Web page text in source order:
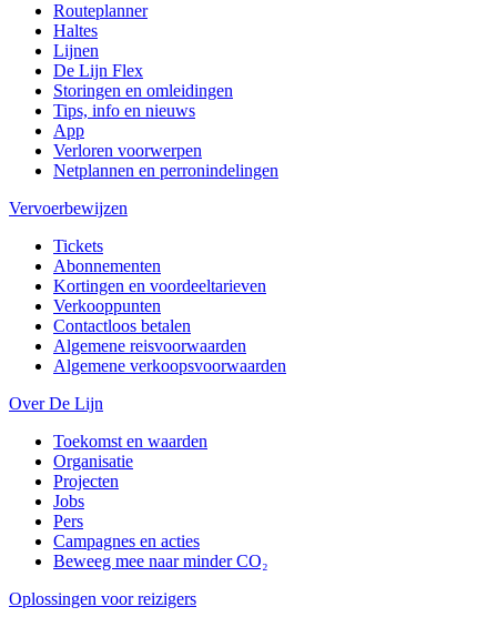
Routeplanner
Haltes
Lijnen
De Lijn Flex
Storingen en omleidingen
Tips, info en nieuws
App
Verloren voorwerpen
Netplannen en perronindelingen
Vervoerbewijzen
Tickets
Abonnementen
Kortingen en voordeeltarieven
Verkooppunten
Contactloos betalen
Algemene reisvoorwaarden
Algemene verkoopsvoorwaarden
Over De Lijn
Toekomst en waarden
Organisatie
Projecten
Jobs
Pers
Campagnes en acties
Beweeg mee naar minder CO₂
Oplossingen voor reizigers